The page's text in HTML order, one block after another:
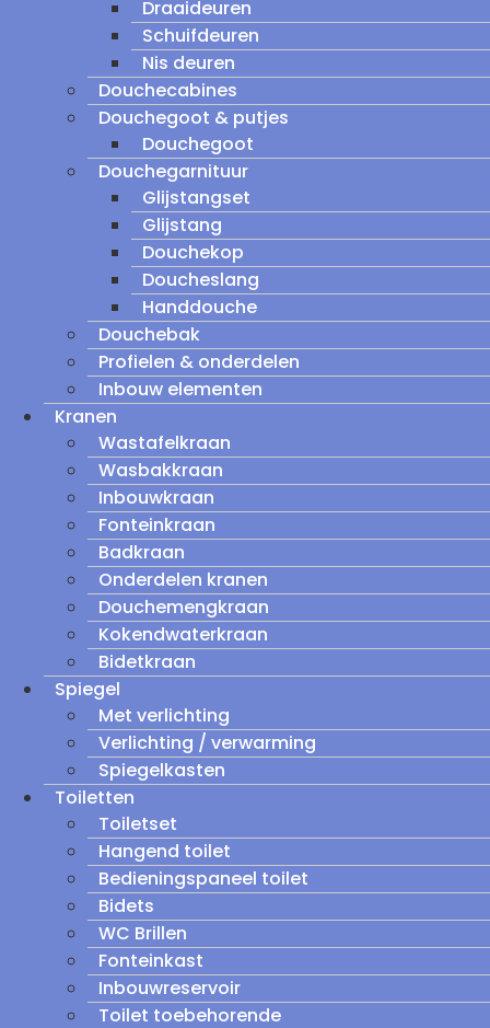
Draaideuren
Schuifdeuren
Nis deuren
Douchecabines
Douchegoot & putjes
Douchegoot
Douchegarnituur
Glijstangset
Glijstang
Douchekop
Doucheslang
Handdouche
Douchebak
Profielen & onderdelen
Inbouw elementen
Kranen
Wastafelkraan
Wasbakkraan
Inbouwkraan
Fonteinkraan
Badkraan
Onderdelen kranen
Douchemengkraan
Kokendwaterkraan
Bidetkraan
Spiegel
Met verlichting
Verlichting / verwarming
Spiegelkasten
Toiletten
Toiletset
Hangend toilet
Bedieningspaneel toilet
Bidets
WC Brillen
Fonteinkast
Inbouwreservoir
Toilet toebehorende